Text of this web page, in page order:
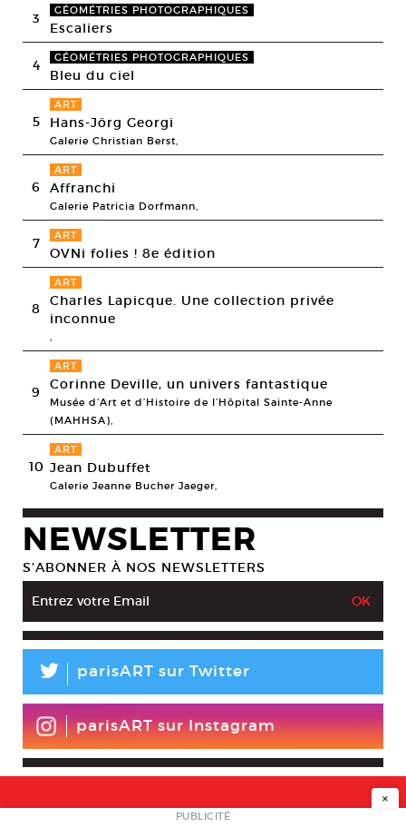
3 GÉOMÉTRIES PHOTOGRAPHIQUES
Escaliers
4 GÉOMÉTRIES PHOTOGRAPHIQUES
Bleu du ciel
5
ART
Hans-Jörg Georgi
Galerie Christian Berst,
6
ART
Affranchi
Galerie Patricia Dorfmann,
7 ART
OVNi folies ! 8e édition
8
ART
Charles Lapicque. Une collection privée
inconnue
,
9
ART
Corinne Deville, un univers fantastique
Musée d’Art et d’Histoire de l’Hôpital Sainte-Anne
(MAHHSA),
10
ART
Jean Dubuffet
Galerie Jeanne Bucher Jaeger,
NEWSLETTER
S’ABONNER À NOS NEWSLETTERS
L parisART sur Twitter
parisART sur Instagram
NEWSLETTER
×
PUBLICITÉ